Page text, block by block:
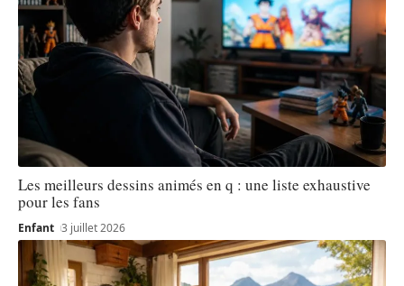
Les meilleurs dessins animés en q : une liste exhaustive
pour les fans
Enfant 3 juillet 2026